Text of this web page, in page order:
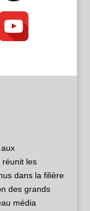
réunit les
dans la filière
des grands
média